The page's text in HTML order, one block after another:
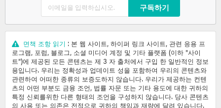
구독하기
면책 조항 읽기 : 본 웹 사이트, 하이퍼 링크 사이트, 관련 응용 프
로그램, 포럼, 블로그, 소셜 미디어 계정 및 기타 플랫폼 (이하 "사이
트")에 제공된 모든 콘텐츠는 제 3 자 출처에서 구입 한 일반적인 정보
용입니다. 우리는 정확성과 업데이트 성을 포함하여 우리의 콘텐츠와
관련하여 어떠한 종류의 보증도하지 않습니다. 우리가 제공하는 컨텐
츠의 어떤 부분도 금융 조언, 법률 자문 또는 기타 용도에 대한 귀하의
특정 신뢰를위한 다른 형태의 조언을 구성하지 않습니다. 당사 콘텐츠
의 사용 또는 의존은 전적으로 귀하의 책임과 재량에 달려 있습니다.